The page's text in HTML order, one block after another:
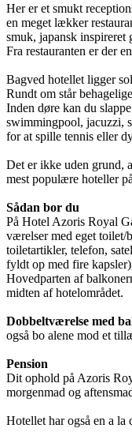
Her er et smukt
en meget lækker
smuk, japansk inspireret
Fra restauranten er der
Bagved hotellet ligger
Rundt om står
Inden døre kan du
swimmingpool, jacuzzi,
for at spille tennis eller
Det er ikke uden grund,
mest populære hoteller
Sådan bor du
På Hotel Azoris Royal
værelser med eget toilet/
toiletartikler, telefon,
fyldt op med fire
Hovedparten af
midten af hotelområdet.
Dobbeltværelse med
også bo alene mod et
Pension
Dit ophold på Azoris
morgenmad og
Hotellet har også en a la